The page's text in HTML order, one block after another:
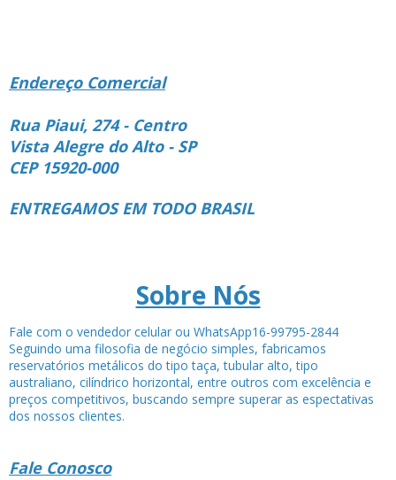
Endereço Comercial
Rua Piaui, 274 - Centro
Vista Alegre do Alto - SP
CEP 15920-000
ENTREGAMOS EM TODO BRASIL
Sobre Nós
Fale com o vendedor celular ou WhatsApp16-99795-2844
Seguindo uma filosofia de negócio simples, fabricamos
reservatórios metálicos do tipo taça, tubular alto, tipo
australiano, cilíndrico horizontal, entre outros com excelência e
preços competitivos, buscando sempre superar as espectativas
dos nossos clientes.
Fale Conosco